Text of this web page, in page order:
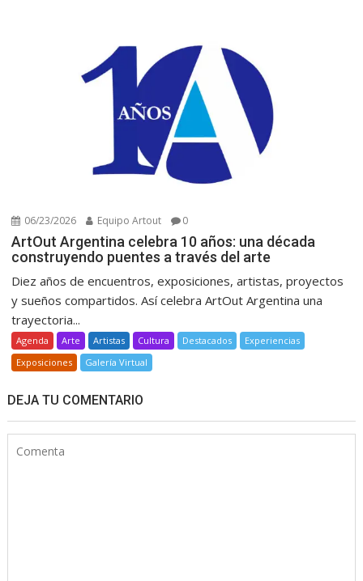
06/23/2026 Equipo Artout 0
ArtOut Argentina celebra 10 años: una década
construyendo puentes a través del arte
Diez años de encuentros, exposiciones, artistas, proyectos
y sueños compartidos. Así celebra ArtOut Argentina una
trayectoria...
Agenda Arte Artistas Cultura Destacados
Experiencias
Exposiciones
Galería Virtual
DEJA TU COMENTARIO